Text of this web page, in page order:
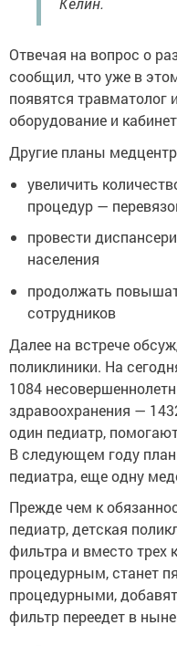
Отвечая на вопрос о
сообщил, что уже в
появятся травматолог
оборудование и
Другие планы
увеличить
процедур —
провести
населения
продолжать
сотрудников
Далее на встрече
поликлиники. На
1084
здравоохранения —
один педиатр,
В следующем году
педиатра, еще одну
Прежде чем к
педиатр, детская
фильтра и вместо трех
процедурным, станет
процедурными,
фильтр переедет в